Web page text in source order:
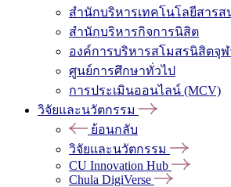
สำนักบริหารเทคโนโลยีสารส
สำนักบริหารกิจการนิสิต
องค์การบริหารสโมสรนิสิตจุฬ
ศูนย์การศึกษาทั่วไป
การประเมินออนไลน์ (MCV)
วิจัยและนวัตกรรม
ย้อนกลับ
วิจัยและนวัตกรรม
CU Innovation Hub
Chula DigiVerse